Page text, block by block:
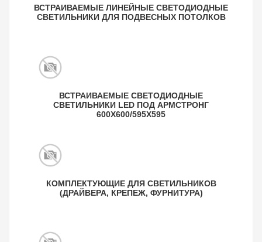
ВСТРАИВАЕМЫЕ ЛИНЕЙНЫЕ СВЕТОДИОДНЫЕ
СВЕТИЛЬНИКИ ДЛЯ ПОДВЕСНЫХ ПОТОЛКОВ
ВСТРАИВАЕМЫЕ СВЕТОДИОДНЫЕ
СВЕТИЛЬНИКИ LED ПОД АРМСТРОНГ
600Х600/595X595
КОМПЛЕКТУЮЩИЕ ДЛЯ СВЕТИЛЬНИКОВ
(ДРАЙВЕРА, КРЕПЕЖ, ФУРНИТУРА)